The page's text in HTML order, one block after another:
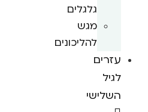
גלגלים
מגש
להליכונים
עזרים
לגיל
השלישי